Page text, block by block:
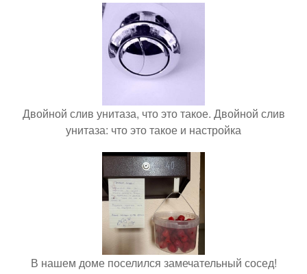
Двойной слив унитаза, что это такое. Двойной слив
унитаза: что это такое и настройка
В нашем доме поселился замечательный сосед!